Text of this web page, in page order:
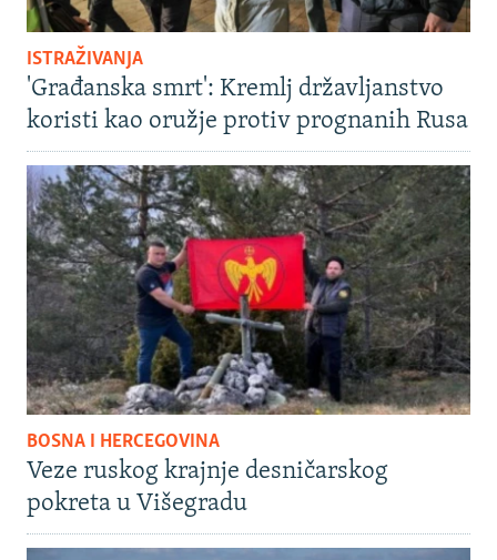
ISTRAŽIVANJA
'Građanska smrt': Kremlj državljanstvo
koristi kao oružje protiv prognanih Rusa
BOSNA I HERCEGOVINA
Veze ruskog krajnje desničarskog
pokreta u Višegradu